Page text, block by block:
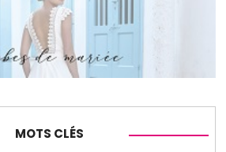
MOTS CLÉS